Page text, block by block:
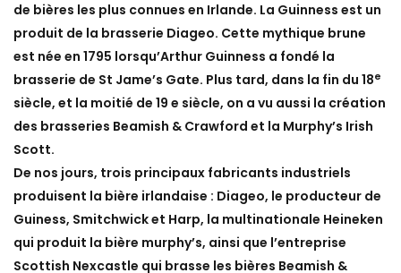
de bières les plus connues en Irlande. La Guinness est un
produit de la brasserie Diageo. Cette mythique brune
est née en 1795 lorsqu’Arthur Guinness a fondé la
brasserie de St Jame’s Gate. Plus tard, dans la fin du 18e
siècle, et la moitié de 19 e siècle, on a vu aussi la création
des brasseries Beamish & Crawford et la Murphy’s Irish
Scott.
De nos jours, trois principaux fabricants industriels
produisent la bière irlandaise : Diageo, le producteur de
Guiness, Smitchwick et Harp, la multinationale Heineken
qui produit la bière murphy’s, ainsi que l’entreprise
Scottish Nexcastle qui brasse les bières Beamish &